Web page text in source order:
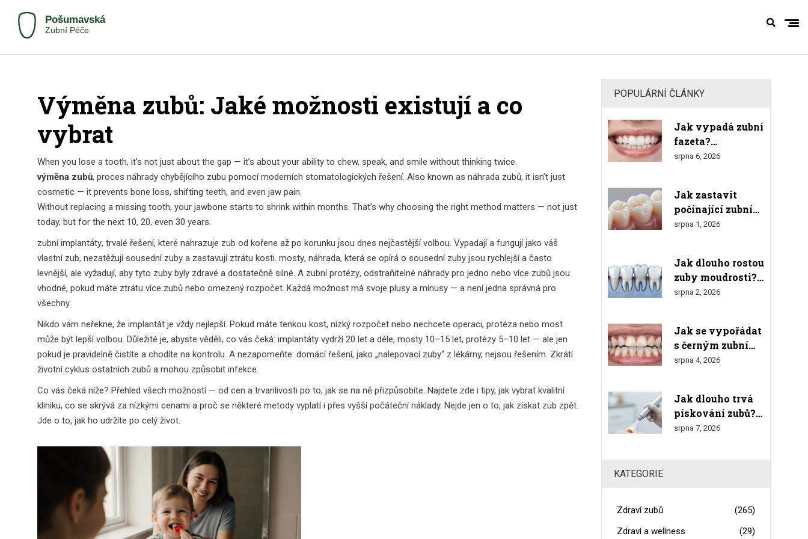
Výměna zubů: Jaké možnosti existují a co
vybrat
When you lose a tooth, it’s not just about the gap — it’s about your ability to chew, speak, and smile without thinking twice.
výměna zubů, proces náhrady chybějícího zubu pomocí moderních stomatologických řešení. Also known as náhrada zubů, it isn’t just
cosmetic — it prevents bone loss, shifting teeth, and even jaw pain.
Without replacing a missing tooth, your jawbone starts to shrink within months. That’s why choosing the right method matters — not just
today, but for the next 10, 20, even 30 years.
zubní implantáty, trvalé řešení, které nahrazuje zub od kořene až po korunku jsou dnes nejčastější volbou. Vypadají a fungují jako váš
vlastní zub, nezatěžují sousední zuby a zastavují ztrátu kosti. mosty, náhrada, která se opírá o sousední zuby jsou rychlejší a často
levnější, ale vyžadují, aby tyto zuby byly zdravé a dostatečně silné. A zubní protézy, odstraňitelné náhrady pro jedno nebo více zubů jsou
vhodné, pokud máte ztrátu více zubů nebo omezený rozpočet. Každá možnost má svoje plusy a mínusy — a není jedna správná pro
všechny.
Nikdo vám neřekne, že implantát je vždy nejlepší. Pokud máte tenkou kost, nízký rozpočet nebo nechcete operaci, protéza nebo most
může být lepší volbou. Důležité je, abyste věděli, co vás čeká: implantáty vydrží 20 let a déle, mosty 10–15 let, protézy 5–10 let — ale jen
pokud je pravidelně čistíte a chodíte na kontrolu. A nezapomeňte: domácí řešení, jako „nalepovací zuby“ z lékárny, nejsou řešením. Zkrátí
životní cyklus ostatních zubů a mohou způsobit infekce.
Co vás čeká níže? Přehled všech možností — od cen a trvanlivosti po to, jak se na ně přizpůsobíte. Najdete zde i tipy, jak vybrat kvalitní
kliniku, co se skrývá za nízkými cenami a proč se některé metody vyplatí i přes vyšší počáteční náklady. Nejde jen o to, jak získat zub zpět.
Jde o to, jak ho udržíte po celý život.
POPULÁRNÍ ČLÁNKY
Jak vypadá zubní
fazeta?
Kompletní
materiály a
výsledkem
srpna 6, 2026
Jak zastavit
počínající zubní
kaz u diabetiků:
srpna 1, 2026
Jak dlouho rostou
zuby moudrosti?
Kompletní
odstraněním
srpna 2, 2026
Jak se vypořádat
s černým zubním
kamenem doma:
srpna 4, 2026
Jak dlouho trvá
pískování zubů?
Čas, proces a co
srpna 7, 2026
KATEGORIE
Zdraví zubů
(265)
Zdraví a wellness
(29)